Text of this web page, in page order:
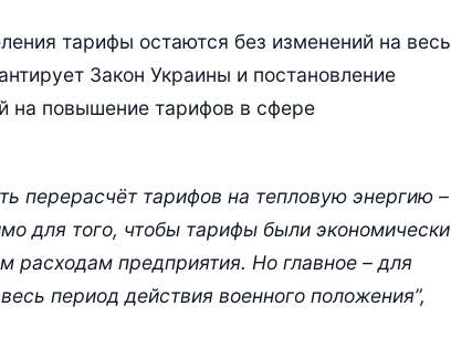
тарифы остаются без изменений на весь
Закон Украины и постановление
на повышение тарифов в сфере
перерасчёт тарифов на тепловую энергию –
для того, чтобы тарифы были экономически
расходам предприятия. Но главное – для
период действия военного положения”,